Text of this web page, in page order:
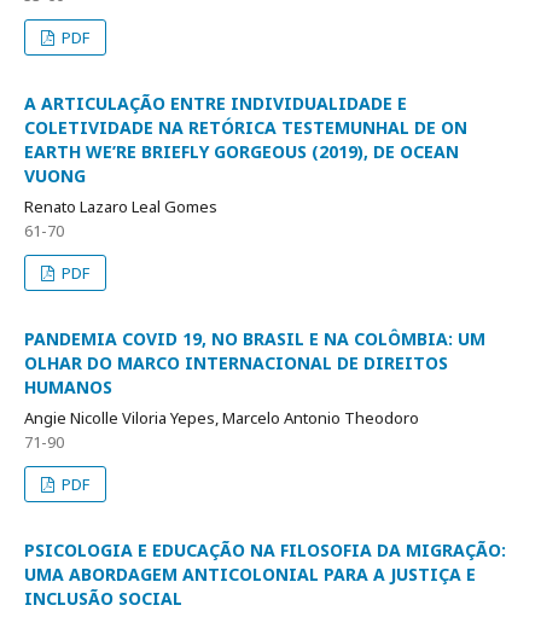
PDF
A ARTICULAÇÃO ENTRE INDIVIDUALIDADE E
COLETIVIDADE NA RETÓRICA TESTEMUNHAL DE ON
EARTH WE’RE BRIEFLY GORGEOUS (2019), DE OCEAN
VUONG
Renato Lazaro Leal Gomes
61-70
PDF
PANDEMIA COVID 19, NO BRASIL E NA COLÔMBIA: UM
OLHAR DO MARCO INTERNACIONAL DE DIREITOS
HUMANOS
Angie Nicolle Viloria Yepes, Marcelo Antonio Theodoro
71-90
PDF
PSICOLOGIA E EDUCAÇÃO NA FILOSOFIA DA MIGRAÇÃO:
UMA ABORDAGEM ANTICOLONIAL PARA A JUSTIÇA E
INCLUSÃO SOCIAL